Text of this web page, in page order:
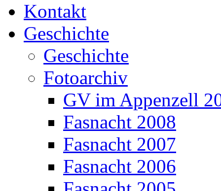
Kontakt
Geschichte
Geschichte
Fotoarchiv
GV im Appenzell
Fasnacht 2008
Fasnacht 2007
Fasnacht 2006